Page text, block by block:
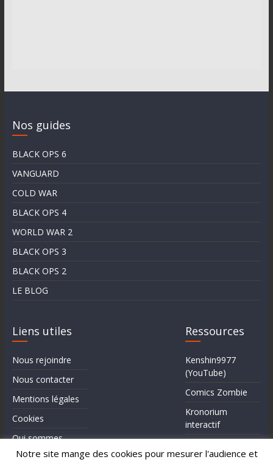
Notre site mange des cookies pour mesurer l'audience et
Nos guides
BLACK OPS 6
VANGUARD
COLD WAR
BLACK OPS 4
WORLD WAR 2
BLACK OPS 3
BLACK OPS 2
LE BLOG
Liens utiles
Nous rejoindre
Nous contacter
Mentions légales
Cookies
Qui sommes-
nous?
Ressources
Kenshin9977
(YouTube)
Comics Zombie
Kronorium
interactif